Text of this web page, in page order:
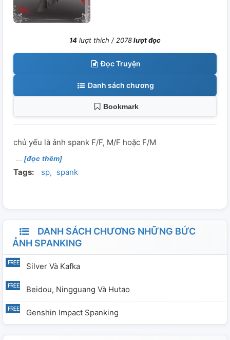
14 lượt thích /2078lượt đọc
Đọc Truyện
Danh sách chương
Bookmark
chủ yếu là ảnh spank F/F, M/F hoặc F/M
[đọc thêm]
Tags: sp spank
DANH SÁCH CHƯƠNG NHỮNG BỨC
ẢNH SPANKING
Silver Và Kafka
Beidou, Ningguang Và Hutao
Genshin Impact Spanking